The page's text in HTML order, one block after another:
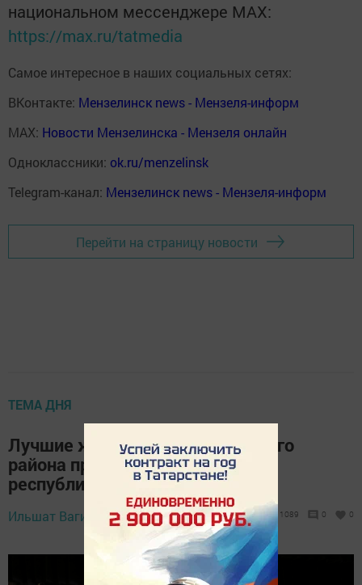
национальном мессенджере MАХ:
https://max.ru/tatmedia
Самое интересное в наших социальных сетях:
ВКонтакте: Мензелинск news - Мензеля-информ
MAX: Новости Мензелинска - Мензеля онлайн
Одноклассники: ok.ru/menzelinsk
Telegram-канал: Мензелинск news - Мензеля-информ
Перейти на страницу новости
ТЕМА ДНЯ
Лучшие женщины Мензелинского
района прошли в финал
республиканского конкурса
Ильшат Вагизов, 13 февраля 2023 -
10:03
1089 0 0